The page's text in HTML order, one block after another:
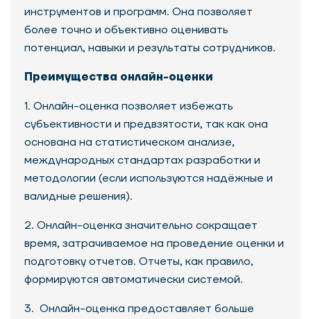
инструментов и программ. Она позволяет
более точно и объективно оценивать
потенциал, навыки и результаты сотрудников.
Преимущества онлайн-оценки
1. Онлайн-оценка позволяет избежать
субъективности и предвзятости, так как она
основана на статистическом анализе,
международных стандартах разработки и
методологии (если используются надёжные и
валидные решения).
2. Онлайн-оценка значительно сокращает
время, затрачиваемое на проведение оценки и
подготовку отчетов. Отчеты, как правило,
формируются автоматически системой.
3. Онлайн-оценка предоставляет больше